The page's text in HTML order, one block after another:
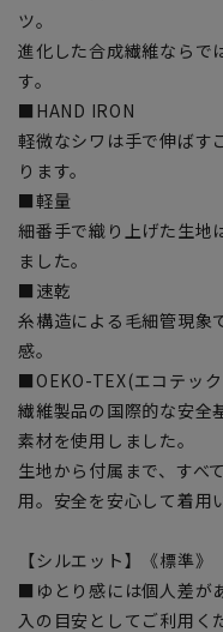
ツ。
進化した合成繊維ならで
す。
■HAND IRON
軽微なシワは手で伸ばす
ります。
■軽量
細番手で織り上げた生地
ました。
■速乾
糸構造による毛細管現象
感。
■OEKO-TEX(エコテッ
繊維製品の国際的な安全
素材を使用しました。
生地から付属まで、すべ
用。安全を安心して着用
【シルエット】《標準
■ゆとり感には個人差が
入の目安としてご利用く